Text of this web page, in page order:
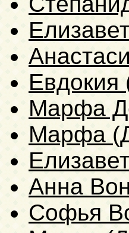
Марфа
Марфа
Анна
Софья